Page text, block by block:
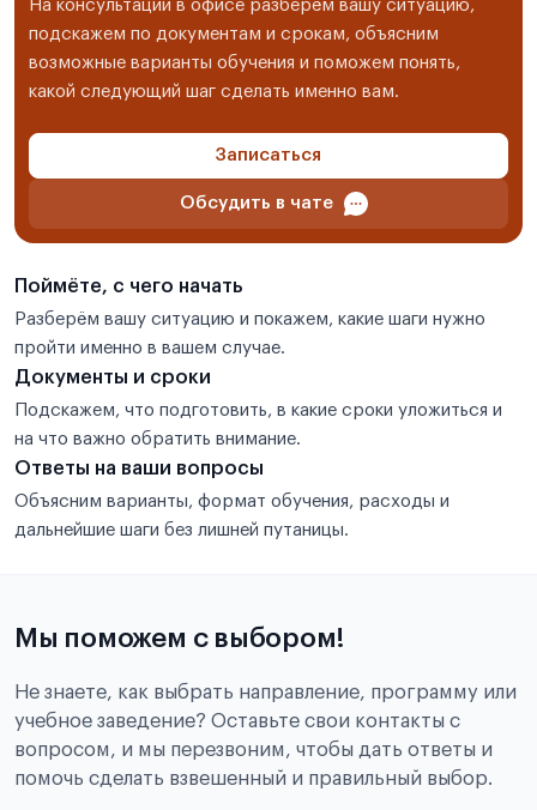
На консультации в офисе разберём вашу ситуацию,
подскажем по документам и срокам, объясним
возможные варианты обучения и поможем понять,
какой следующий шаг сделать именно вам.
Записаться
Обсудить в чате
Поймёте, с чего начать
Разберём вашу ситуацию и покажем, какие шаги нужно
пройти именно в вашем случае.
Документы и сроки
Подскажем, что подготовить, в какие сроки уложиться и
на что важно обратить внимание.
Ответы на ваши вопросы
Объясним варианты, формат обучения, расходы и
дальнейшие шаги без лишней путаницы.
Мы поможем с выбором!
Не знаете, как выбрать направление, программу или
учебное заведение? Оставьте свои контакты с
вопросом, и мы перезвоним, чтобы дать ответы и
помочь сделать взвешенный и правильный выбор.